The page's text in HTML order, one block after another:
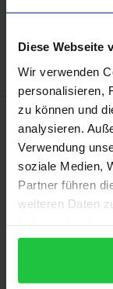
Diese Webseite
Wir verwenden
personalisieren,
zu können und
analysieren.
Verwendung
soziale Medien,
Partner führen
weiteren Daten
gesammelt
Zur
Auch das
den
nicht